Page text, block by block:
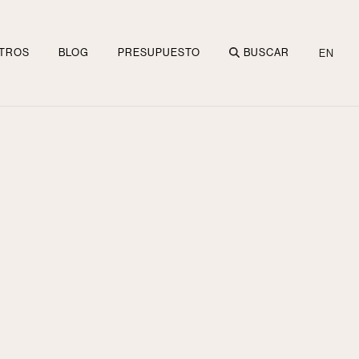
BLOG PRESUPUESTO BUSCAR EN